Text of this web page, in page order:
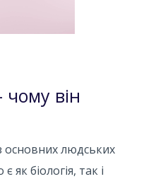
чому він
основних людських
як біологія, так і